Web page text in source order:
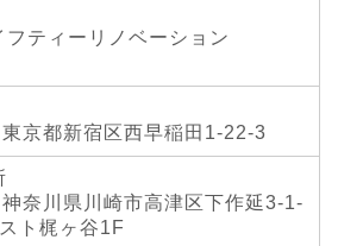
フティーリノベーション
京都新宿区西早稲田1-22-3
奈川県川崎市高津区下作延3-1-
ト梶ヶ谷1F